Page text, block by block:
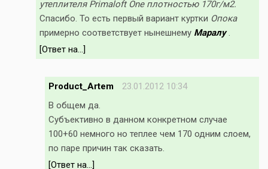
утеплителя Primaloft One плотностью 170г/м2.
Спасибо. То есть первый вариант куртки Опока
примерно соответствует нынешнему Маралу.
[Ответ на...]
Product_Artem
23.01.2012 10:34
В общем да.
Субъективно в данном конкретном случае
100+60 немного но теплее чем 170 одним слоем,
по паре причин так сказать.
[Ответ на...]